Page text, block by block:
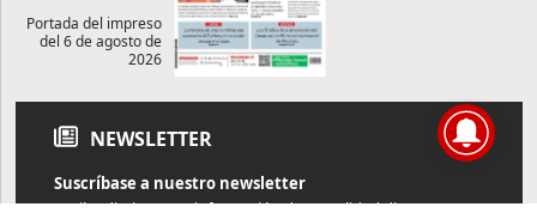
Portada del impreso
del 6 de agosto de
2026
NEWSLETTER
Suscríbase a nuestro newsletter
Reciba diariamente información de actualidad directamente en